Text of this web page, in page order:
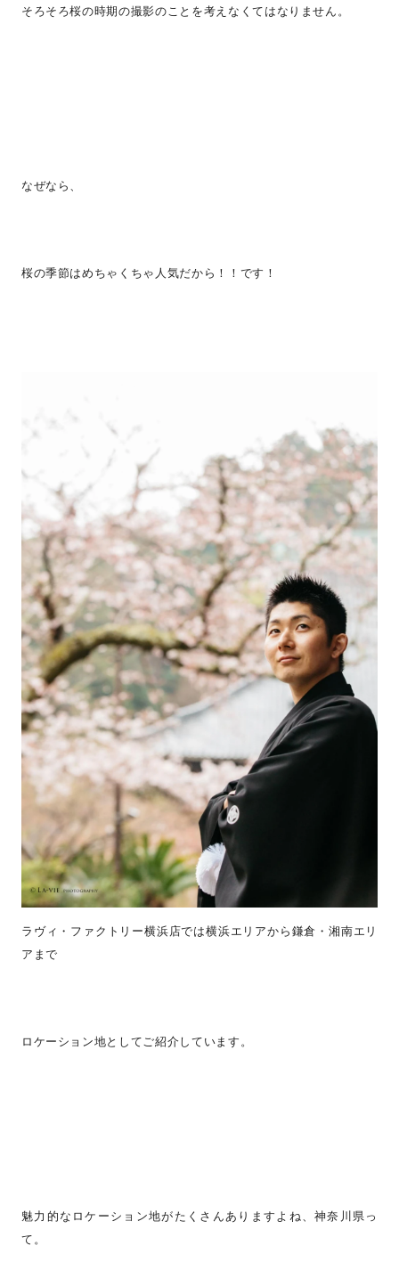
そろそろ桜の時期の撮影のことを考えなくてはなりません。
なぜなら、
桜の季節はめちゃくちゃ人気だから！！です！
ラヴィ・ファクトリー横浜店では横浜エリアから鎌倉・湘南エリ
アまで
ロケーション地としてご紹介しています。
魅力的なロケーション地がたくさんありますよね、神奈川県っ
て。